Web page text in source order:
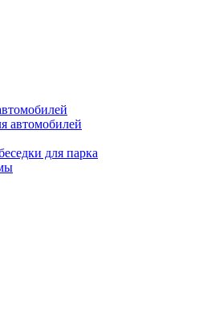
автомобилей
для парка